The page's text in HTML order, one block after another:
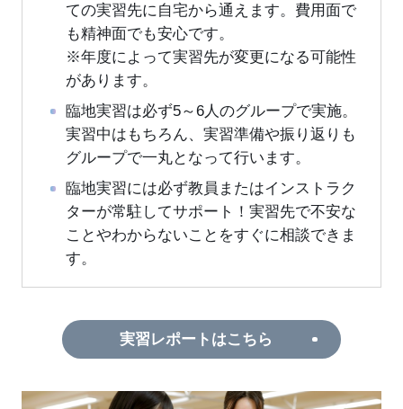
ての実習先に自宅から通えます。費用面で
も精神面でも安心です。
※年度によって実習先が変更になる可能性
があります。
臨地実習は必ず5～6人のグループで実施。
実習中はもちろん、実習準備や振り返りも
グループで一丸となって行います。
臨地実習には必ず教員またはインストラク
ターが常駐してサポート！実習先で不安な
ことやわからないことをすぐに相談できま
す。
実習レポートはこちら